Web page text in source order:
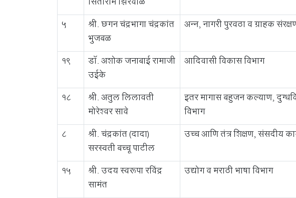
5
श्री. छगन चंद्रभागा चंद्रकांत
भुजबळ
अन्न, नागरी पुरवठा व ग्राहक
19
डॉ. अशोक जनाबाई रामाजी
उईके
आदिवासी विकास विभाग
18
श्री. अतुल लिलावती
मोरेश्वर सावे
इतर मागास बहुजन कल्याण,
विभाग
8
श्री. चंद्रकांत (दादा)
सरस्वती बच्चू पाटील
उच्च आणि तंत्र शिक्षण, संसदीय
15
श्री. उदय स्वरूपा रविंद्र
सामंत
उद्योग व मराठी भाषा विभाग